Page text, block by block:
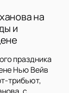
на
и
праздника
Нью Вейв
трибьют,